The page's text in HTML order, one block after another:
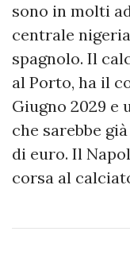
sono in molti
centrale
spagnolo. Il
al Porto, ha il
Giugno 2029 e
che sarebbe
di euro. Il
corsa al